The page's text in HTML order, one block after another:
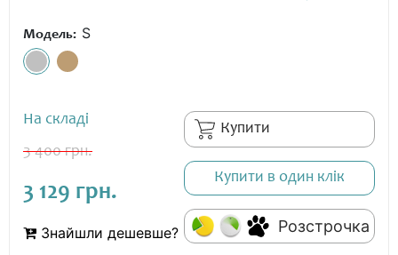
Модель: S
На складі
3 400 грн.
3 129 грн.
Знайшли дешевше?
Купити
Купити в один клік
Розстрочка